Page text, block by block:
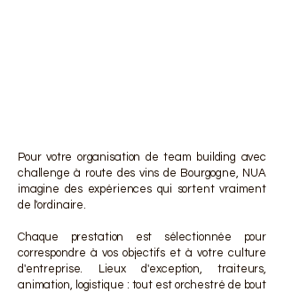
Pour votre organisation de team building avec
challenge à route des vins de Bourgogne, NUA
imagine des expériences qui sortent vraiment
de l'ordinaire.
Chaque prestation est sélectionnée pour
correspondre à vos objectifs et à votre culture
d'entreprise. Lieux d'exception, traiteurs,
animation, logistique : tout est orchestré de bout